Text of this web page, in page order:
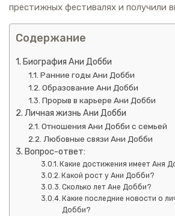
престижных фестивалях и получили
Содержание
Биография Ани Добби
Ранние годы Ани Добби
Образование Ани Добби
Прорыв в карьере Ани Добби
Личная жизнь Ани Добби
Отношения Ани Добби с семьей
Любовные связи Ани Добби
Вопрос-ответ:
Какие достижения имеет Аня
Какой рост у Ани Добби?
Сколько лет Ане Добби?
Какие последние новости о
Добби?